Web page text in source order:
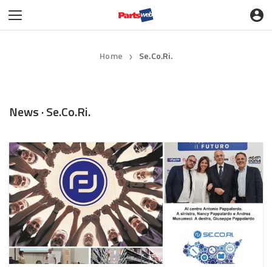
Home ❯ Se.Co.Ri.
News · Se.Co.Ri.